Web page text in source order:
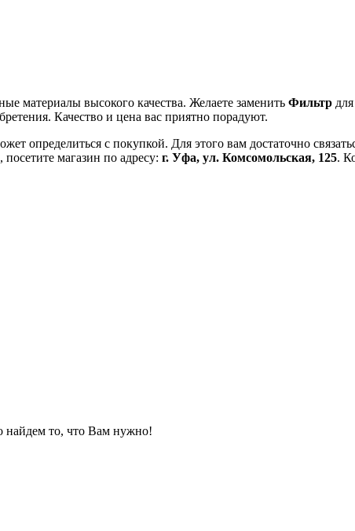
материалы высокого качества. Желаете заменить Фильтр для
Качество и цена вас приятно порадуют.
определиться с покупкой. Для этого вам достаточно
, посетите магазин по адресу: г. Уфа, ул. Комсомольская, 125.
найдем то, что Вам нужно!